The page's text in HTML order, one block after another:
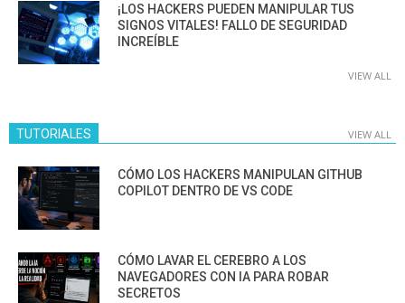
¡LOS HACKERS PUEDEN MANIPULAR TUS
SIGNOS VITALES! FALLO DE SEGURIDAD
INCREÍBLE
VIEW ALL
TUTORIALES VIEW ALL
CÓMO LOS HACKERS MANIPULAN GITHUB
COPILOT DENTRO DE VS CODE
CÓMO LAVAR EL CEREBRO A LOS
NAVEGADORES CON IA PARA ROBAR
SECRETOS